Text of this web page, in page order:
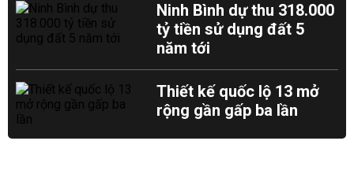
Ninh Bình dự thu 318.000
tỷ tiền sử dụng đất 5
năm tới
Thiết kế quốc lộ 13 mở
rộng gần gấp ba lần